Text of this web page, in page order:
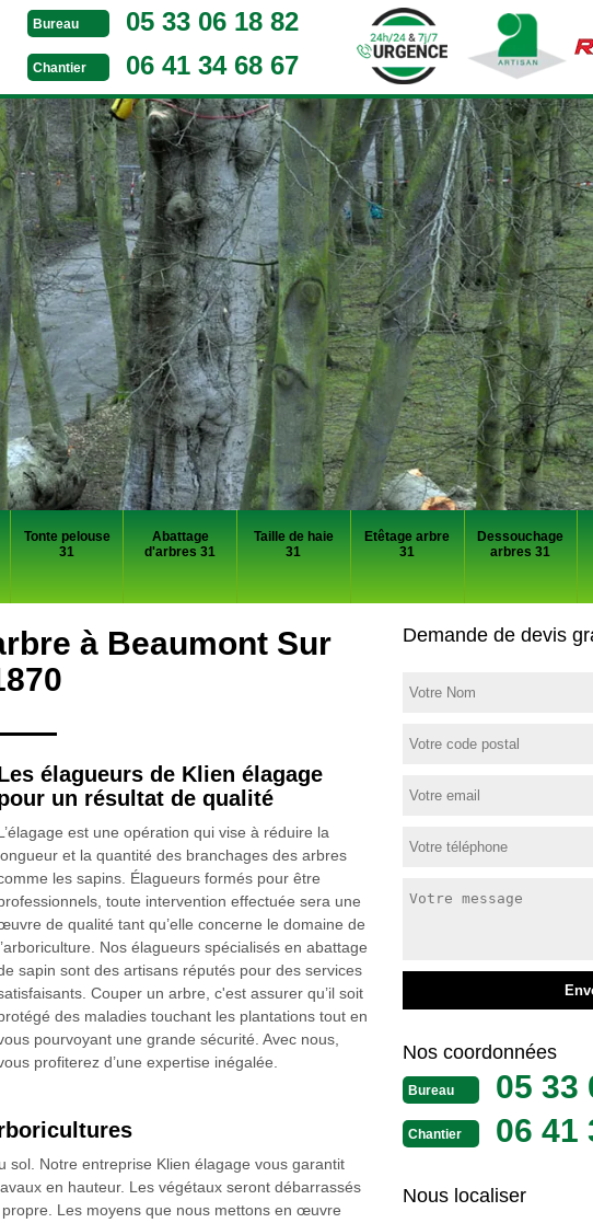
Bureau 05 33 06 18 82
Chantier 06 41 34 68 67
Tonte pelouse
31
Abattage
d'arbres 31
Taille de haie
31
Etêtage arbre
31
Dessouchage
arbres 31
à Beaumont Sur
élagueurs de Klien élagage
un résultat de qualité
est une opération qui vise à réduire la
et la quantité des branchages des arbres
les sapins. Élagueurs formés pour être
toute intervention effectuée sera une
de qualité tant qu’elle concerne le domaine de
Nos élagueurs spécialisés en abattage
sapin sont des artisans réputés pour des services
Couper un arbre, c'est assurer qu’il soit
des maladies touchant les plantations tout en
pourvoyant une grande sécurité. Avec nous,
profiterez d’une expertise inégalée.
sol. Notre entreprise Klien élagage vous garantit
en hauteur. Les végétaux seront débarrassés
Les moyens que nous mettons en œuvre
Demande de devis
Nos coordonnées
Bureau 05 33
Chantier 06 41
Nous localiser